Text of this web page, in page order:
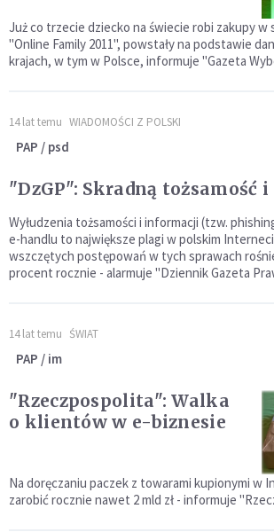
Już co trzecie dziecko na świecie robi zakupy w
"Online Family 2011", powstały na podstawie
krajach, w tym w Polsce, informuje "Gazeta
14 lat temu WIADOMOŚCI Z POLSKI
PAP / psd
"DzGP": Skradną tożsamość
Wyłudzenia tożsamości i informacji (tzw.
e-handlu to największe plagi w polskim
wszczętych postępowań w tych sprawach
procent rocznie - alarmuje "Dziennik Gazeta
14 lat temu ŚWIAT
PAP / im
"Rzeczpospolita": Walka
o klientów w e-biznesie
Na doręczaniu paczek z towarami kupionymi w
zarobić rocznie nawet 2 mld zł - informuje